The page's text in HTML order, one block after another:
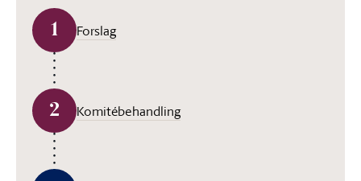
1 Forslag
2 Komitébehandling